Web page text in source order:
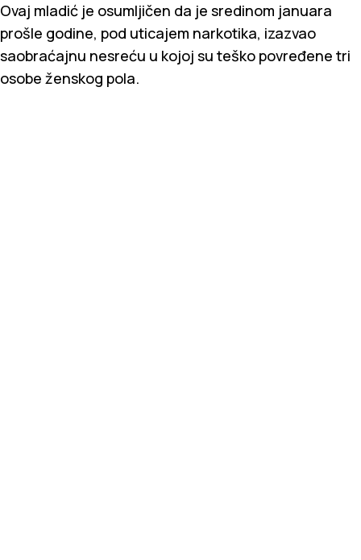
Ovaj mladić je osumljičen da je sredinom januara
prošle godine, pod uticajem narkotika, izazvao
saobraćajnu nesreću u kojoj su teško povređene tri
osobe ženskog pola.